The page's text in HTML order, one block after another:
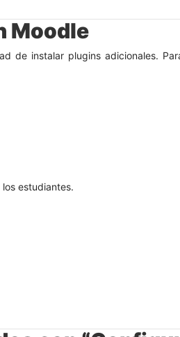
Moodle
de instalar plugins adicionales.
estudiantes.